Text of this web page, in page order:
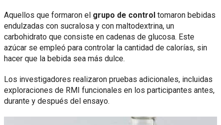
Aquellos que formaron el grupo de control tomaron bebidas
endulzadas con sucralosa y con maltodextrina, un
carbohidrato que consiste en cadenas de glucosa. Este
azúcar se empleó para controlar la cantidad de calorías, sin
hacer que la bebida sea más dulce.
Los investigadores realizaron pruebas adicionales, incluidas
exploraciones de RMI funcionales en los participantes antes,
durante y después del ensayo.